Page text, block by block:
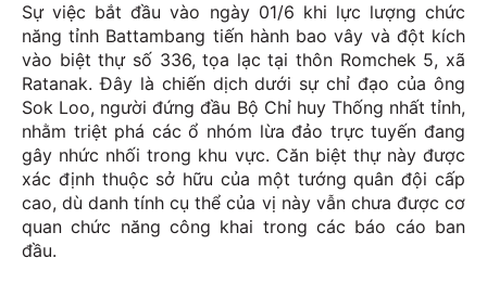
Sự việc bắt đầu vào ngày 01/6 khi lực lượng chức
năng tỉnh Battambang tiến hành bao vây và đột kích
vào biệt thự số 336, tọa lạc tại thôn Romchek 5, xã
Ratanak. Đây là chiến dịch dưới sự chỉ đạo của ông
Sok Loo, người đứng đầu Bộ Chỉ huy Thống nhất tỉnh,
nhằm triệt phá các ổ nhóm lừa đảo trực tuyến đang
gây nhức nhối trong khu vực. Căn biệt thự này được
xác định thuộc sở hữu của một tướng quân đội cấp
cao, dù danh tính cụ thể của vị này vẫn chưa được cơ
quan chức năng công khai trong các báo cáo ban
đầu.